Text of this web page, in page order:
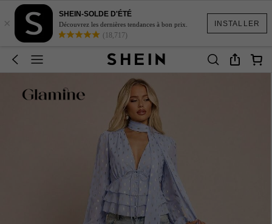
INSTALLER
×
SHEIN-SOLDE D'ÉTÉ
Découvrez les dernières tendances à bon prix.
(18,717)